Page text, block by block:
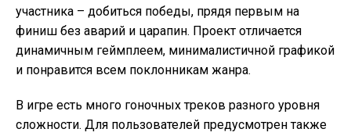
участника – добиться победы, прядя первым на
финиш без аварий и царапин. Проект отличается
динамичным геймплеем, минималистичной графикой
и понравится всем поклонникам жанра.
В игре есть много гоночных треков разного уровня
сложности. Для пользователей предусмотрен также